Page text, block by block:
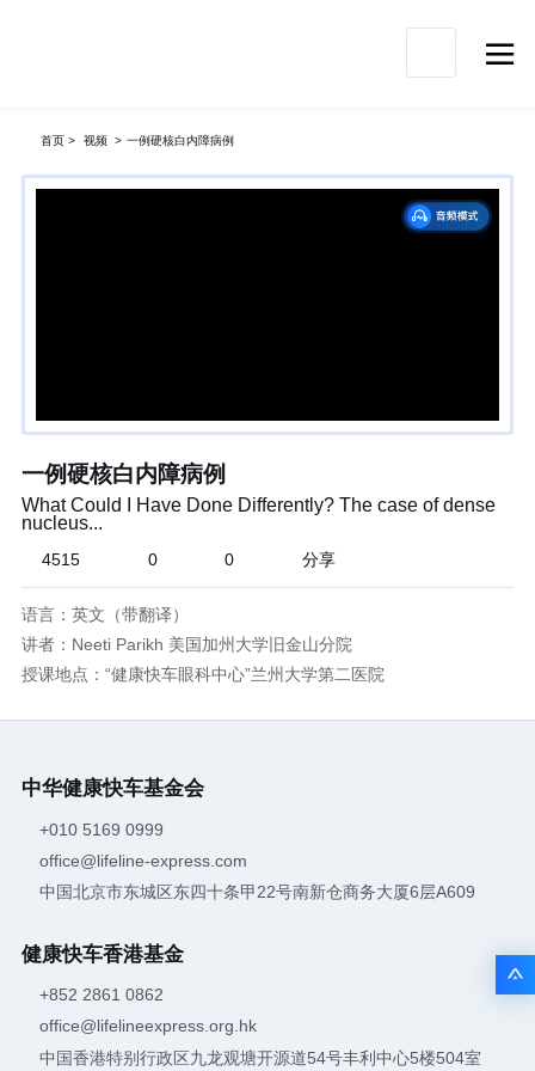

首页 > 视频 > 一例硬核白内障病例
一例硬核白内障病例
What Could I Have Done Differently? The case of dense
nucleus...
4515 0 0 分享
语言：英文（带翻译）
讲者：Neeti Parikh 美国加州大学旧金山分院
授课地点：“健康快车眼科中心”兰州大学第二医院
中华健康快车基金会
+010 5169 0999
office@lifeline-express.com
中国北京市东城区东四十条甲22号南新仓商务大厦6层A609
健康快车香港基金
+852 2861 0862
office@lifelineexpress.org.hk
中国香港特别行政区九龙观塘开源道54号丰利中心5楼504室